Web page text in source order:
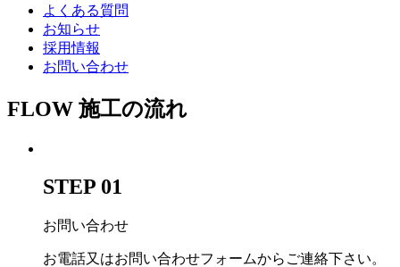
よくある質問
お知らせ
採用情報
お問い合わせ
FLOW 施工の流れ
STEP 01
お問い合わせ
お電話又はお問い合わせフォームからご連絡下さい。